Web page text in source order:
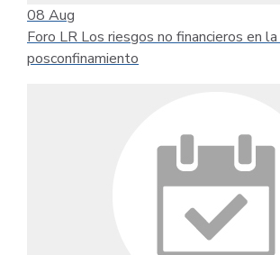
08 Aug
Foro LR Los riesgos no financieros en la
posconfinamiento